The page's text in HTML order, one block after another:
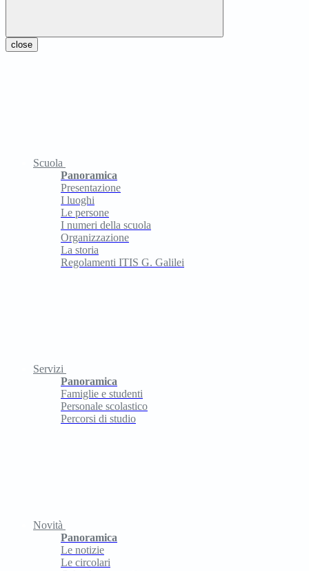
close
Scuola
Panoramica
Presentazione
I luoghi
Le persone
I numeri della scuola
Organizzazione
La storia
Regolamenti ITIS G. Galilei
Servizi
Panoramica
Famiglie e studenti
Personale scolastico
Percorsi di studio
Novità
Panoramica
Le notizie
Le circolari